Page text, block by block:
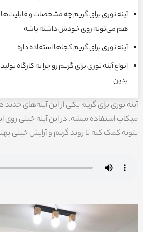
آینه نوری برای گریم چه مشخصات و
هم می‌تونه روی خودش داشته باشه
آینه نوری برای گریم کجاها استفاده داره
انواع آینه نوری برای گریم رو چرا به کارگاه
بدین
آینه نوری برای گریم یکی از این آینه‌های
میکاپ استفاده میشه. در این آینه خیلی
بتونه کمک کنه تا روند گریم و آرایش خیلی